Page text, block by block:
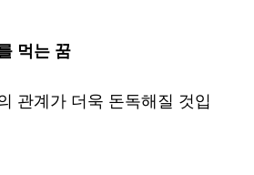
먹는 꿈
관계가 더욱 돈독해질 것입